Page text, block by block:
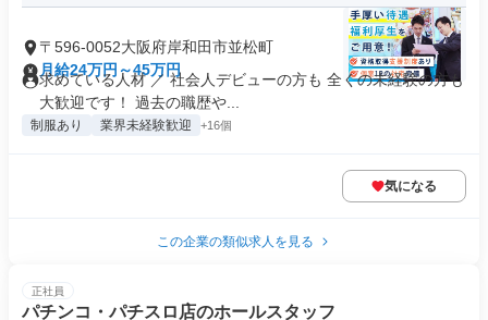
〒596-0052大阪府岸和田市並松町
月給24万円～45万円
求めている人材 ／ 社会人デビューの方も 全くの未経験の方も
大歓迎です！ 過去の職歴や...
制服あり 業界未経験歓迎 +16個
気になる
この企業の類似求人を見る
正社員
パチンコ・パチスロ店のホールスタッフ